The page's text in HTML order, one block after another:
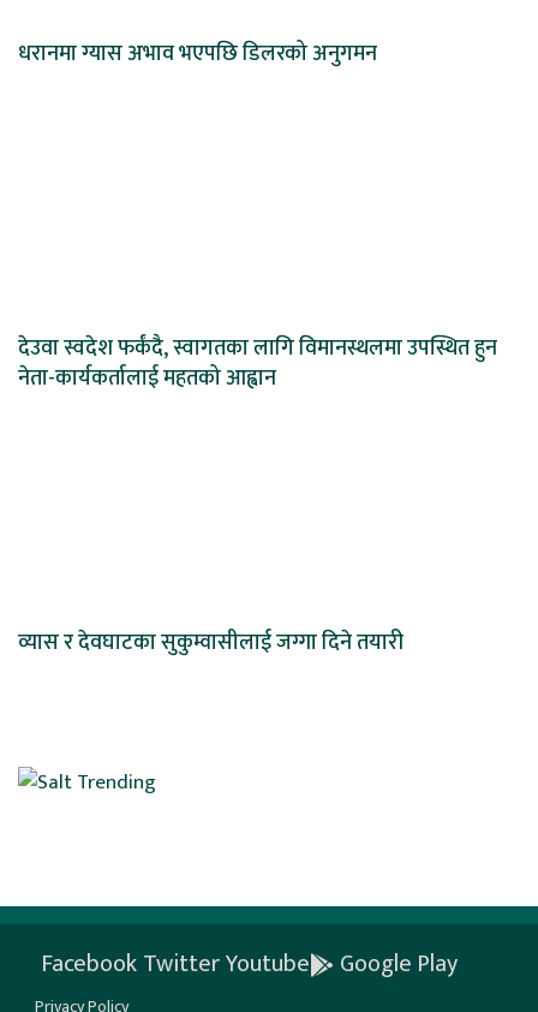
धरानमा ग्यास अभाव भएपछि डिलरको अनुगमन
देउवा स्वदेश फर्कंदै, स्वागतका लागि विमानस्थलमा उपस्थित हुन
नेता-कार्यकर्तालाई महतको आह्वान
व्यास र देवघाटका सुकुम्वासीलाई जग्गा दिने तयारी
FacebookTwitterYoutube Google Play